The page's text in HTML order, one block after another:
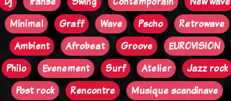
Minimal
Graff Wave Pscho
Retrowave
Ambient
Afrobeat Groove
EUROVISION
Philo
Evenement Surf Atelier
Jazz rock
Post rock
Rencontre
Musique scandinave